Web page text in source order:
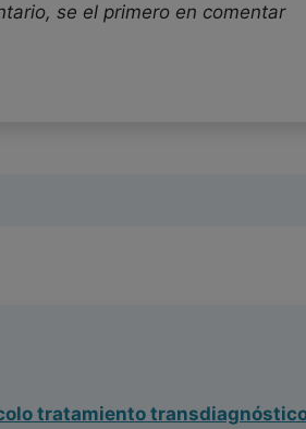
se el primero en comentar
tratamiento